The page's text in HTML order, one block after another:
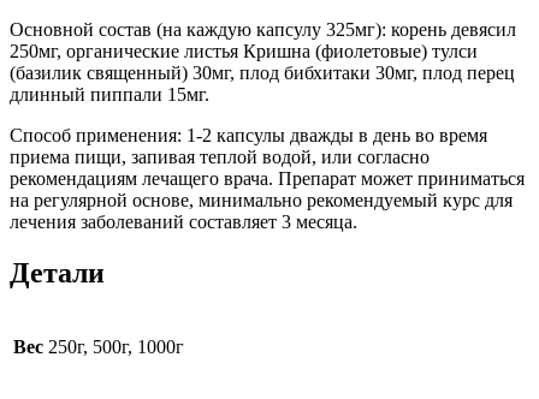
Основной состав (на каждую капсулу 325мг): корень девясил
250мг, органические листья Кришна (фиолетовые) тулси
(базилик священный) 30мг, плод бибхитаки 30мг, плод перец
длинный пиппали 15мг.
Способ применения: 1-2 капсулы дважды в день во время
приема пищи, запивая теплой водой, или согласно
рекомендациям лечащего врача. Препарат может приниматься
на регулярной основе, минимально рекомендуемый курс для
лечения заболеваний составляет 3 месяца.
Детали
Вес 250г, 500г, 1000г